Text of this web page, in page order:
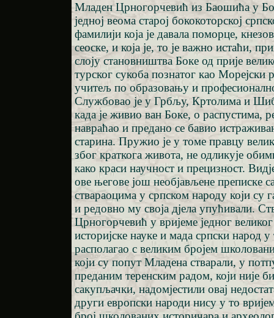
Младен Црногорчевић из Баошића у
једној веома старој бококоторској
фамилији која је давала поморце,
сеоске, и која је, то је важно истаћи,
слоју становништва Боке од прије
турског сукоба познатог као Морејски
учитељ по образовању и
Службовао је у Грбљу, Кртолима и
када је живио ван Боке, о распустима,
навраћао и предано се бавио
старина. Пружио је у томе правцу
због краткога живота, не одликује
како краси научност и прецизност.
ове његове још необјављене преписке
ствараоцима у српском народу који су
и редовно му своја дјела упућивали.
Црногорчевић у вријеме једног
историјске науке и мада српски народ у
располагао с великим бројем
који су попут Младена стварали, у
преданим теренским радом, који није
сакупљачки, надомјестили овај
други европски народи нису у то